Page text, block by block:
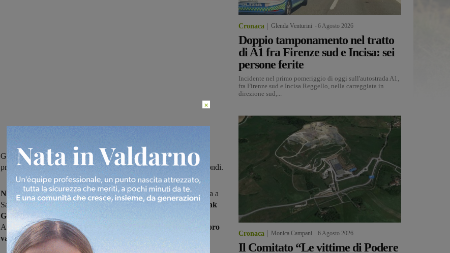
Gasmi ha chiuso secondo con un distacco di soli otto secondi dal
primo, Badii è arrivata quarta mancando il podio per soli due secondi.
Nel Cross dei cique mulini,gara di livello mondiale che si dsputa a
San Vittore Olona (provincia di Milano), i valdarnesi
Abderrazzak
Gami e Glora Badii,allenati da David Castellucci della società
Atletica Futura di Figline, hanno dato
dimostrazione di tutto il loro
valorenella gara juniores
Cronaca Glenda Venturini 6 Agosto 2026
Doppio tamponamento nel tratto
di A1 fra Firenze sud e Incisa: sei
persone ferite
Incidente nel primo pomeriggio di oggi sull'autostrada A1,
fra Firenze sud e Incisa Reggello, nella carreggiata in
direzione sud,...
Cronaca Monica Campani 6 Agosto 2026
Il Comitato “Le vittime di Podere
×